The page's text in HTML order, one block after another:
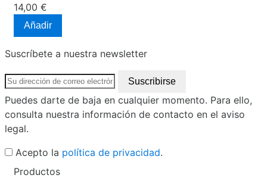
14,00 €
Añadir
Suscríbete a nuestra newsletter
Puedes darte de baja en cualquier momento. Para ello,
consulta nuestra información de contacto en el aviso
legal.
Acepto la política de privacidad.
Productos